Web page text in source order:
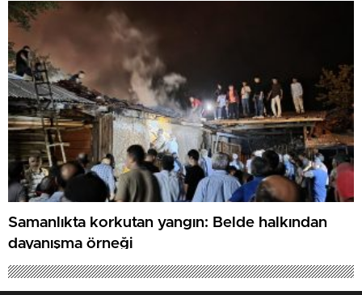
Samanlıkta korkutan yangın: Belde halkından
dayanışma örneği